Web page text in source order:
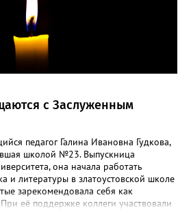
с Заслуженным
педагог Галина Ивановна Гудкова,
школой №23. Выпускница
она начала работать
и литературы в златоустовской школе
зарекомендовала себя как
её поддержке коллеги участвовали